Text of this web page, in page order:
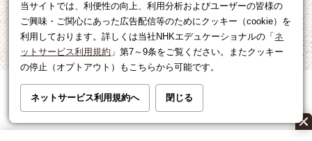
当サイトでは、利便性の向上、利用分析およびユーザーの皆様の
ご興味・ご関心にあった広告配信等のためにクッキー（cookie）を
利用しております。詳しくは当社NHKエデュケーショナルの「 ネ
ットサービス利用規約 」第7～9条をご覧ください。またクッキー
の停止（オプトアウト）もこちらから可能です。
ネットサービス利用規約へ 閉じる
RSS
広告出稿・パートナーシップについて
利用規約|個人情報の取り扱いについて
運営会社|広告に関するお問い合わせ